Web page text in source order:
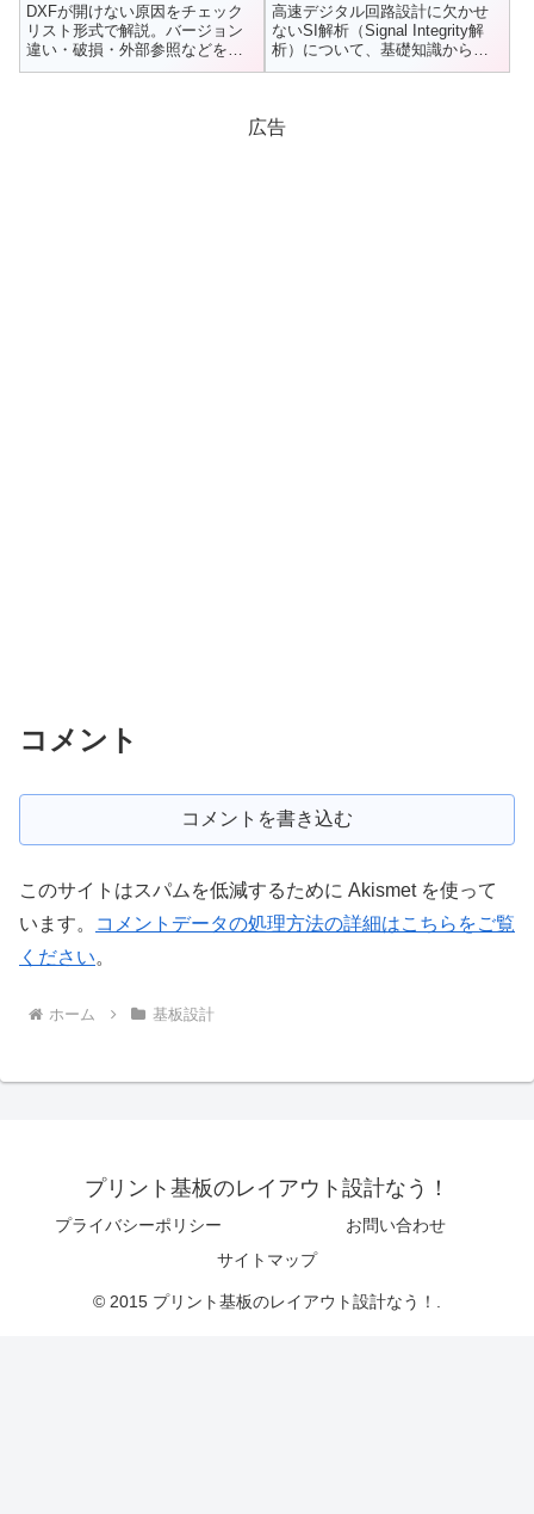
DXFが開けない原因をチェック
リスト形式で解説。バージョン
違い・破損・外部参照などを順
番に切り分ける方法と最短解決
高速デジタル回路設計に欠かせ
ないSI解析（Signal Integrity解
析）について、基礎知識から信
号品質問題、設計現場での重要
広告
コメント
コメントを書き込む
このサイトはスパムを低減するために Akismet を使って
います。
コメントデータの処理方法の詳細はこちらをご覧
ください。
ホーム 基板設計
プリント基板のレイアウト設計なう！
プライバシーポリシー
お問い合わせ
サイトマップ
© 2015 プリント基板のレイアウト設計なう！.